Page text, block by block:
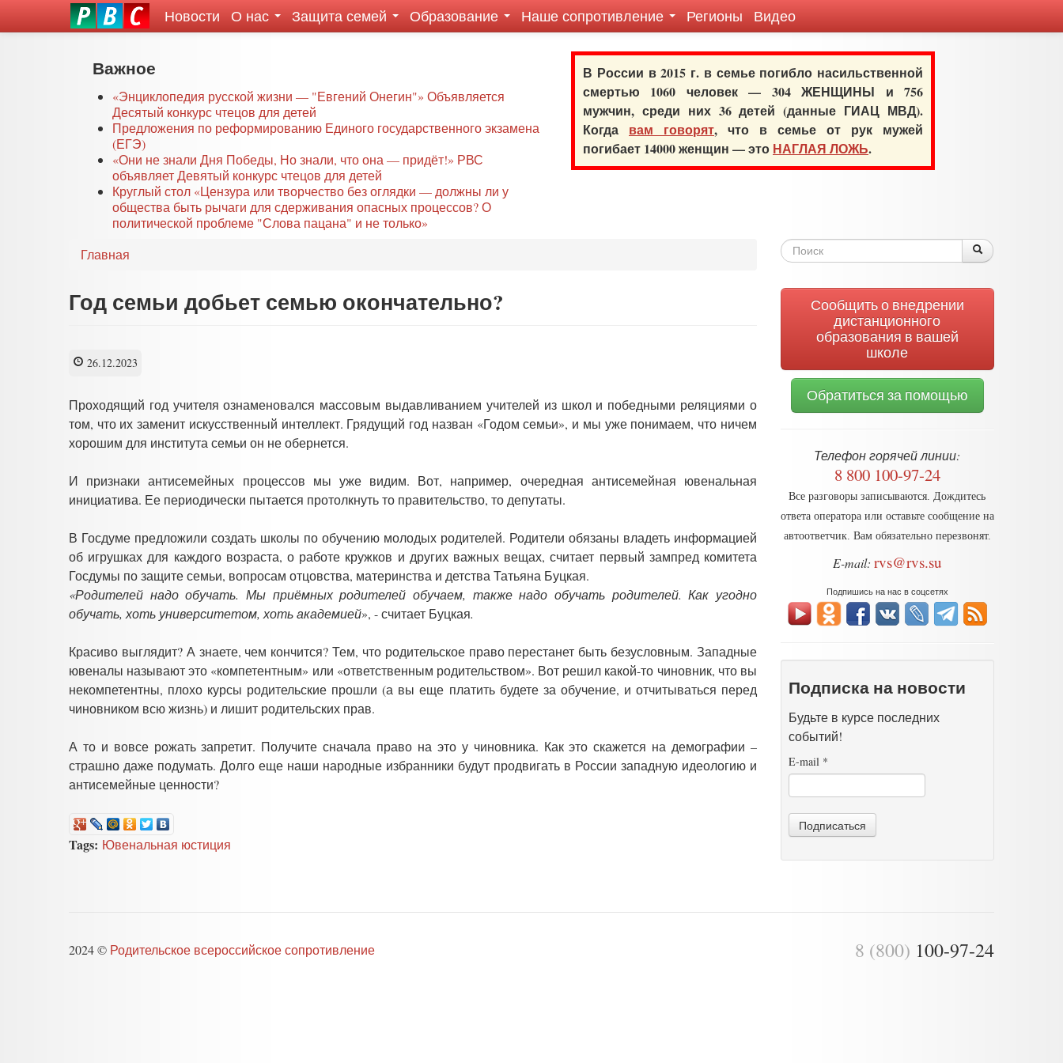
Новости О нас Защита семей Образование Наше сопротивление Регионы Видео
Важное
«Энциклопедия русской жизни — "Евгений Онегин"» Объявляется
Десятый конкурс чтецов для детей
Предложения по реформированию Единого государственного экзамена
(ЕГЭ)
«Они не знали Дня Победы, Но знали, что она — придёт!» РВС
объявляет Девятый конкурс чтецов для детей
Круглый стол «Цензура или творчество без оглядки — должны ли у
общества быть рычаги для сдерживания опасных процессов? О
политической проблеме "Слова пацана" и не только»
В России в 2015 г. в семье погибло насильственной
смертью 1060 человек — 304 ЖЕНЩИНЫ и 756
мужчин, среди них 36 детей (данные ГИАЦ МВД).
Когда вам говорят, что в семье от рук мужей
погибает 14000 женщин — это НАГЛАЯ ЛОЖЬ.
Главная
Год семьи добьет семью окончательно?
26.12.2023
Проходящий год учителя ознаменовался массовым выдавливанием учителей из школ и победными реляциями о
том, что их заменит искусственный интеллект. Грядущий год назван «Годом семьи», и мы уже понимаем, что ничем
хорошим для института семьи он не обернется.
И признаки антисемейных процессов мы уже видим. Вот, например, очередная антисемейная ювенальная
инициатива. Ее периодически пытается протолкнуть то правительство, то депутаты.
В Госдуме предложили создать школы по обучению молодых родителей. Родители обязаны владеть информацией
об игрушках для каждого возраста, о работе кружков и других важных вещах, считает первый зампред комитета
Госдумы по защите семьи, вопросам отцовства, материнства и детства Татьяна Буцкая.
«Родителей надо обучать. Мы приёмных родителей обучаем, также надо обучать родителей. Как угодно
обучать, хоть университетом, хоть академией», - считает Буцкая.
Красиво выглядит? А знаете, чем кончится? Тем, что родительское право перестанет быть безусловным. Западные
ювеналы называют это «компетентным» или «ответственным родительством». Вот решил какой-то чиновник, что вы
некомпетентны, плохо курсы родительские прошли (а вы еще платить будете за обучение, и отчитываться перед
чиновником всю жизнь) и лишит родительских прав.
А то и вовсе рожать запретит. Получите сначала право на это у чиновника. Как это скажется на демографии –
страшно даже подумать. Долго еще наши народные избранники будут продвигать в России западную идеологию и
антисемейные ценности?
Tags: Ювенальная юстиция
Форма
Поиск
Сообщить о внедрении
дистанционного
образования в вашей
школе
Обратиться за помощью
Телефон горячей линии:
8 800 100-97-24
Все разговоры записываются. Дождитесь
ответа оператора или оставьте сообщение на
автоответчик. Вам обязательно перезвонят.
E-mail: rvs@rvs.su
Подпишись на нас в соцсетях
Подписка на новости
Будьте в курсе последних
событий!
E-mail *
Подписаться
8 (800) 100-97-24
2024 © Родительское всероссийское сопротивление